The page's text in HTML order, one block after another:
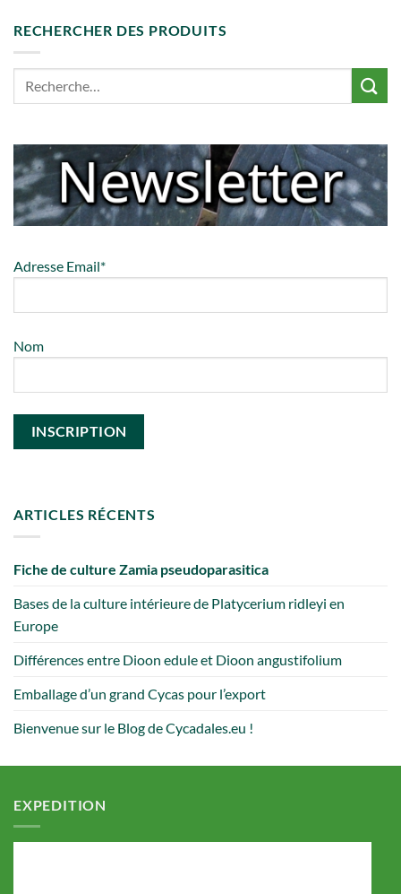
RECHERCHER DES PRODUITS
Adresse Email*
Nom
ARTICLES RÉCENTS
Fiche de culture Zamia pseudoparasitica
Bases de la culture intérieure de Platycerium ridleyi en
Europe
Différences entre Dioon edule et Dioon angustifolium
Emballage d’un grand Cycas pour l’export
Bienvenue sur le Blog de Cycadales.eu !
EXPEDITION